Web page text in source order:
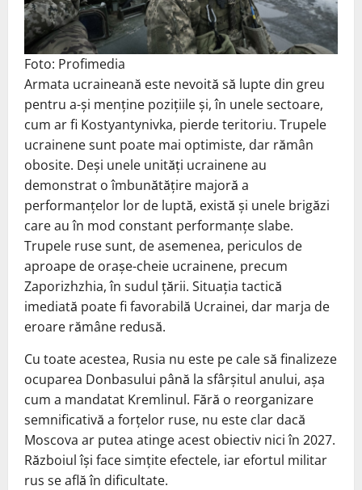
Foto: Profimedia
Armata ucraineană este nevoită să lupte din greu
pentru a-și menține pozițiile și, în unele sectoare,
cum ar fi Kostyantynivka, pierde teritoriu. Trupele
ucrainene sunt poate mai optimiste, dar rămân
obosite. Deși unele unități ucrainene au
demonstrat o îmbunătățire majoră a
performanțelor lor de luptă, există și unele brigăzi
care au în mod constant performanțe slabe.
Trupele ruse sunt, de asemenea, periculos de
aproape de orașe-cheie ucrainene, precum
Zaporizhzhia, în sudul țării. Situația tactică
imediată poate fi favorabilă Ucrainei, dar marja de
eroare rămâne redusă.
Cu toate acestea, Rusia nu este pe cale să finalizeze
ocuparea Donbasului până la sfârșitul anului, așa
cum a mandatat Kremlinul. Fără o reorganizare
semnificativă a forțelor ruse, nu este clar dacă
Moscova ar putea atinge acest obiectiv nici în 2027.
Războiul își face simțite efectele, iar efortul militar
rus se află în dificultate.